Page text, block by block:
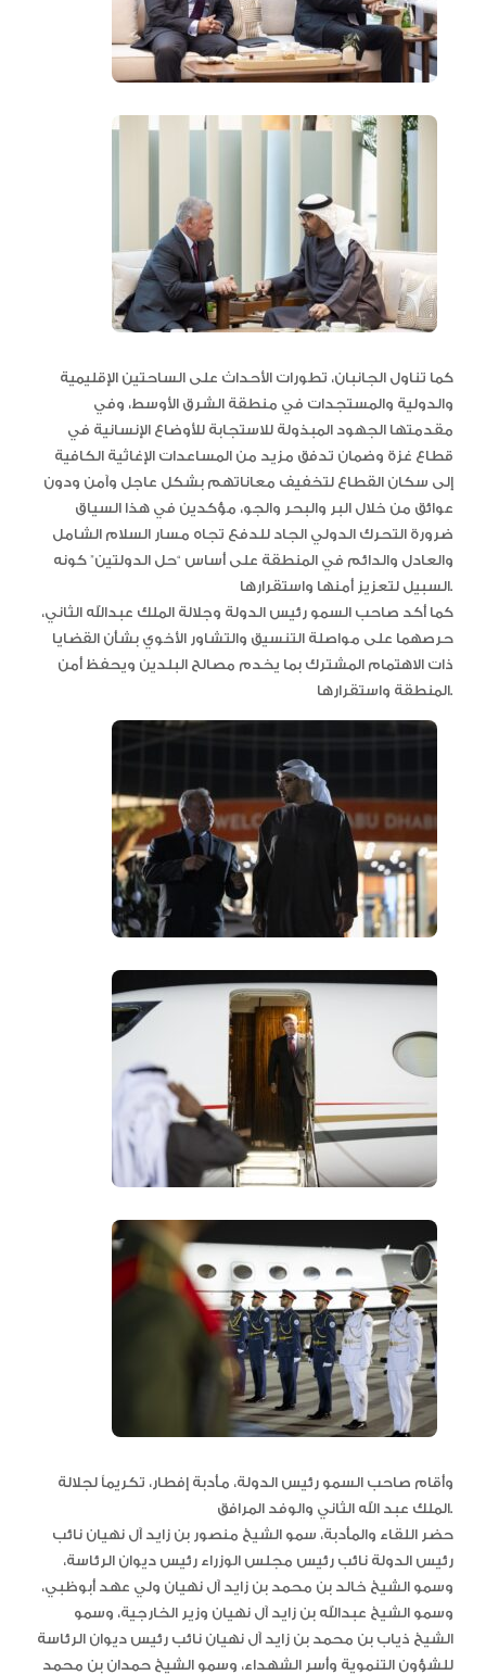
كما تناول الجانبان، تطورات الأحداث على الساحتين الإقليمية
والدولية والمستجدات في منطقة الشرق الأوسط، وفي
مقدمتها الجهود المبذولة للاستجابة للأوضاع الإنسانية في
قطاع غزة وضمان تدفق مزيد من المساعدات الإغاثية الكافية
إلى سكان القطاع لتخفيف معاناتهم بشكل عاجل وآمن ودون
عوائق من خلال البر والبحر والجو، مؤكدين في هذا السياق
ضرورة التحرك الدولي الجاد للدفع تجاه مسار السلام الشامل
والعادل والدائم في المنطقة على أساس “حل الدولتين” كونه
السبيل لتعزيز أمنها واستقرارها.
كما أكد صاحب السمو رئيس الدولة وجلالة الملك عبدالله الثاني،
حرصهما على مواصلة التنسيق والتشاور الأخوي بشأن القضايا
ذات الاهتمام المشترك بما يخدم مصالح البلدين ويحفظ أمن
المنطقة واستقرارها.
وأقام صاحب السمو رئيس الدولة، مأدبة إفطار، تكريماً لجلالة
الملك عبد الله الثاني والوفد المرافق.
حضر اللقاء والمأدبة، سمو الشيخ منصور بن زايد آل نهيان نائب
رئيس الدولة نائب رئيس مجلس الوزراء رئيس ديوان الرئاسة،
وسمو الشيخ خالد بن محمد بن زايد آل نهيان ولي عهد أبوظبي،
وسمو الشيخ عبدالله بن زايد آل نهيان وزير الخارجية، وسمو
الشيخ ذياب بن محمد بن زايد آل نهيان نائب رئيس ديوان الرئاسة
للشؤون التنموية وأسر الشهداء، وسمو الشيخ حمدان بن محمد